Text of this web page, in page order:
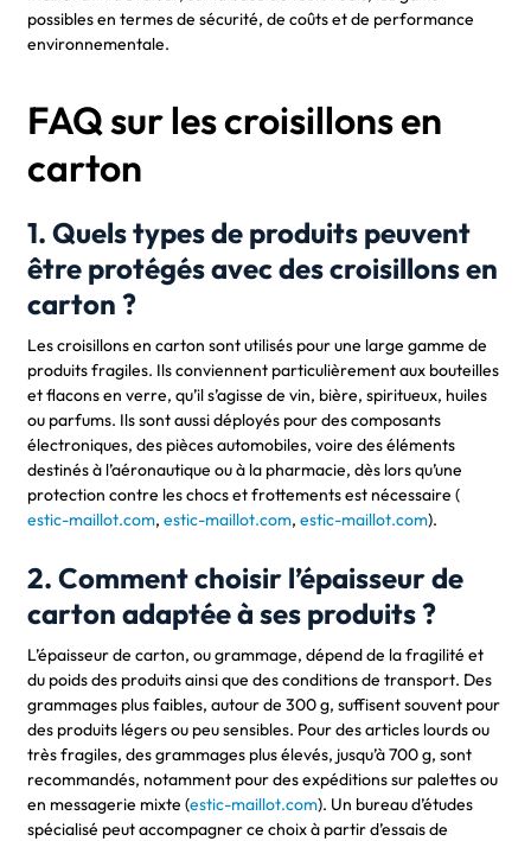
possibles en termes de sécurité, de coûts et de performance
environnementale.
FAQ sur les croisillons en
carton
1. Quels types de produits peuvent
être protégés avec des croisillons en
carton ?
Les croisillons en carton sont utilisés pour une large gamme de
produits fragiles. Ils conviennent particulièrement aux bouteilles
et flacons en verre, qu’il s’agisse de vin, bière, spiritueux, huiles
ou parfums. Ils sont aussi déployés pour des composants
électroniques, des pièces automobiles, voire des éléments
destinés à l’aéronautique ou à la pharmacie, dès lors qu’une
protection contre les chocs et frottements est nécessaire (
estic-maillot.com, estic-maillot.com, estic-maillot.com).
2. Comment choisir l’épaisseur de
carton adaptée à ses produits ?
L’épaisseur de carton, ou grammage, dépend de la fragilité et
du poids des produits ainsi que des conditions de transport. Des
grammages plus faibles, autour de 300 g, suffisent souvent pour
des produits légers ou peu sensibles. Pour des articles lourds ou
très fragiles, des grammages plus élevés, jusqu’à 700 g, sont
recommandés, notamment pour des expéditions sur palettes ou
en messagerie mixte (estic-maillot.com). Un bureau d’études
spécialisé peut accompagner ce choix à partir d’essais de